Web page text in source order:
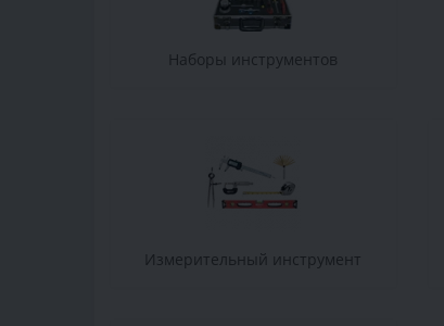
Наборы инструментов
Измерительный инструмент